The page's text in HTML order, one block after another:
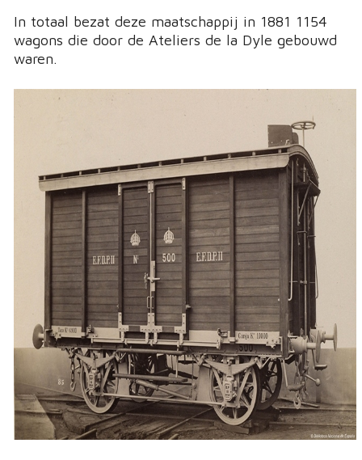
In totaal bezat deze maatschappij in 1881 1154
wagons die door de Ateliers de la Dyle gebouwd
waren.